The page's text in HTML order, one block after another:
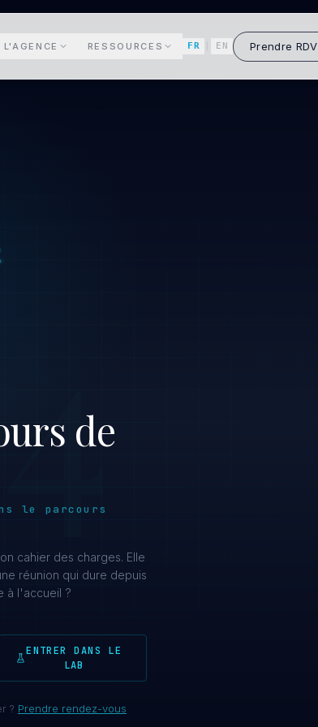
L'AGENCE RESSOURCES FR EN Prendre RDV
de
le parcours
cahier des charges. Elle
réunion qui dure depuis
à l'accueil ?
ENTRER DANS LE
LAB
? Prendre rendez-vous